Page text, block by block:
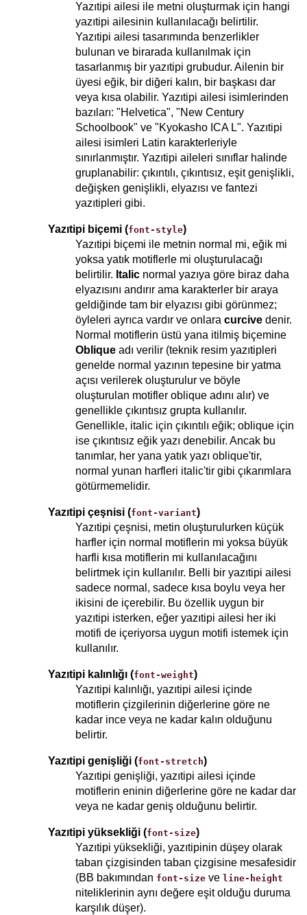
Yazıtipi ailesi ile metni oluşturmak için hangi
yazıtipi ailesinin kullanılacağı belirtilir.
Yazıtipi ailesi tasarımında benzerlikler
bulunan ve birarada kullanılmak için
tasarlanmış bir yazıtipi grubudur. Ailenin bir
üyesi eğik, bir diğeri kalın, bir başkası dar
veya kısa olabilir. Yazıtipi ailesi isimlerinden
bazıları: "Helvetica", "New Century
Schoolbook" ve "Kyokasho ICA L". Yazıtipi
ailesi isimleri Latin karakterleriyle
sınırlanmıştır. Yazıtipi aileleri sınıflar halinde
gruplanabilir: çıkıntılı, çıkıntısız, eşit genişlikli,
değişken genişlikli, elyazısı ve fantezi
yazıtipleri gibi.
Yazıtipi biçemi (font-style)
Yazıtipi biçemi ile metnin normal mi, eğik mi
yoksa yatık motiflerle mi oluşturulacağı
belirtilir. Italic normal yazıya göre biraz daha
elyazısını andırır ama karakterler bir araya
geldiğinde tam bir elyazısı gibi görünmez;
öyleleri ayrıca vardır ve onlara curcive denir.
Normal motiflerin üstü yana itilmiş biçemine
Oblique adı verilir (teknik resim yazıtipleri
genelde normal yazının tepesine bir yatma
açısı verilerek oluşturulur ve böyle
oluşturulan motifler oblique adını alır) ve
genellikle çıkıntısız grupta kullanılır.
Genellikle, italic için çıkıntılı eğik; oblique için
ise çıkıntısız eğik yazı denebilir. Ancak bu
tanımlar, her yana yatık yazı oblique'tir,
normal yunan harfleri italic'tir gibi çıkarımlara
götürmemelidir.
Yazıtipi çeşnisi (font-variant)
Yazıtipi çeşnisi, metin oluşturulurken küçük
harfler için normal motiflerin mi yoksa büyük
harfli kısa motiflerin mi kullanılacağını
belirtmek için kullanılır. Belli bir yazıtipi ailesi
sadece normal, sadece kısa boylu veya her
ikisini de içerebilir. Bu özellik uygun bir
yazıtipi isterken, eğer yazıtipi ailesi her iki
motifi de içeriyorsa uygun motifi istemek için
kullanılır.
Yazıtipi kalınlığı (font-weight)
Yazıtipi kalınlığı, yazıtipi ailesi içinde
motiflerin çizgilerinin diğerlerine göre ne
kadar ince veya ne kadar kalın olduğunu
belirtir.
Yazıtipi genişliği (font-stretch)
Yazıtipi genişliği, yazıtipi ailesi içinde
motiflerin eninin diğerlerine göre ne kadar dar
veya ne kadar geniş olduğunu belirtir.
Yazıtipi yüksekliği (font-size)
Yazıtipi yüksekliği, yazıtipinin düşey olarak
taban çizgisinden taban çizgisine mesafesidir
(BB bakımından font-size ve line-height
niteliklerinin aynı değere eşit olduğu duruma
karşılık düşer).